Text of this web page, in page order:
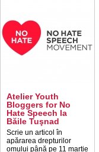
Atelier Youth
Bloggers for No
Hate Speech la
Băile Tuşnad
Scrie un articol în
apărarea drepturilor
omului până pe 11 martie